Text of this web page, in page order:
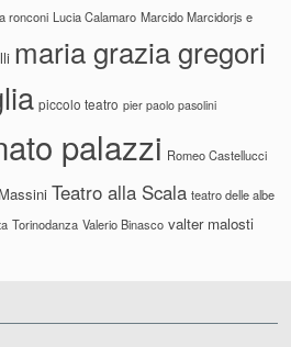
ronconi Lucia Calamaro Marcido Marcidorjs e
maria grazia gregori
piccolo teatro pier paolo pasolini
palazzi Romeo Castellucci
Teatro alla Scala teatro delle albe
Torinodanza Valerio Binasco valter malosti